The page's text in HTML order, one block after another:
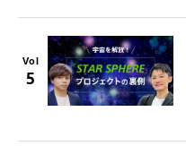
Vol
5